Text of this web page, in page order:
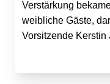
Verstärkung
weibliche Gäste,
Vorsitzende Kerstin